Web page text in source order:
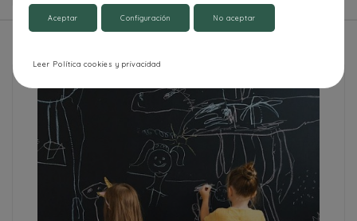
Aceptar Configuración No aceptar
Leer Política cookies y privacidad